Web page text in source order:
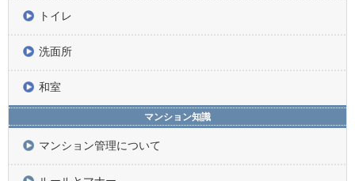
トイレ
洗面所
和室
マンション知識
マンション管理について